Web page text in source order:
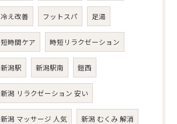
冷え改善 フットスパ 足湯
短時間ケア 時短リラクゼーション
新潟駅 新潟駅南 鎧西
新潟 リラクゼーション 安い
新潟 マッサージ 人気 新潟 むくみ 解消